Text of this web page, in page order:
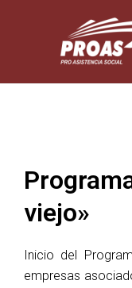
viejo»
Inicio del
empresas